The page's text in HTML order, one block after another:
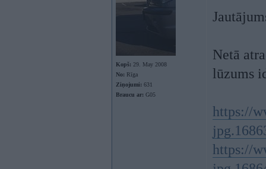
Kopš: 29. May 2008
No: Rīga
Ziņojumi: 631
Braucu ar: G05
Netā
lūzums
https://
https://